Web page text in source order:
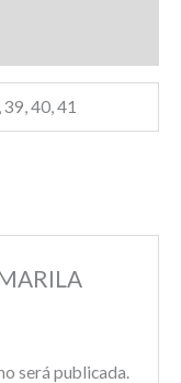
40, 41
será publicada.